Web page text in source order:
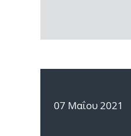
07 Μαΐου 2021